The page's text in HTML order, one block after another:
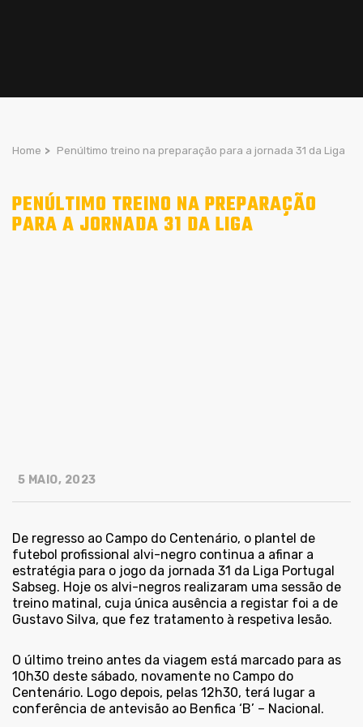
Home > Penúltimo treino na preparação para a jornada 31 da Liga
PENÚLTIMO TREINO NA PREPARAÇÃO
PARA A JORNADA 31 DA LIGA
5 MAIO, 2023
De regresso ao Campo do Centenário, o plantel de
futebol profissional alvi-negro continua a afinar a
estratégia para o jogo da jornada 31 da Liga Portugal
Sabseg. Hoje os alvi-negros realizaram uma sessão de
treino matinal, cuja única ausência a registar foi a de
Gustavo Silva, que fez tratamento à respetiva lesão.
O último treino antes da viagem está marcado para as
10h30 deste sábado, novamente no Campo do
Centenário. Logo depois, pelas 12h30, terá lugar a
conferência de antevisão ao Benfica ‘B’ – Nacional.